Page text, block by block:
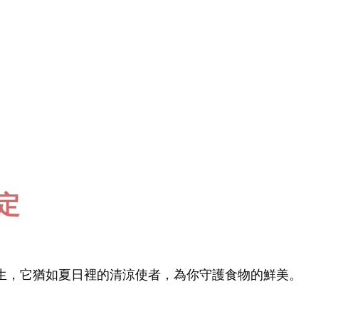
它猶如夏日裡的清涼使者，為你守護食物的鮮美。